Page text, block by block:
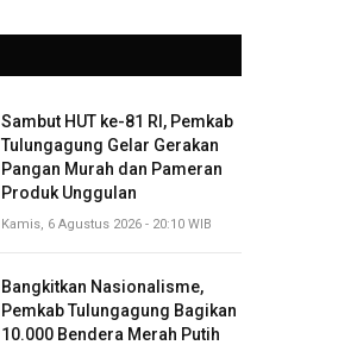
Sambut HUT ke-81 RI, Pemkab
Tulungagung Gelar Gerakan
Pangan Murah dan Pameran
Produk Unggulan
Kamis, 6 Agustus 2026 - 20:10 WIB
Bangkitkan Nasionalisme,
Pemkab Tulungagung Bagikan
10.000 Bendera Merah Putih